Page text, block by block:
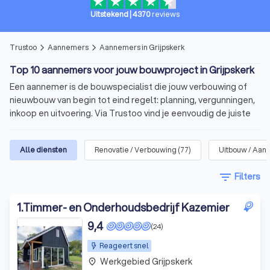
Uitstekend 4370reviews
Trustoo arrow_forward_ios Aannemers arrow_forward_ios Aannemers in Grijpskerk
Top 10 aannemers voor jouw bouwproject in Grijpskerk
Een aannemer is de bouwspecialist die jouw verbouwing of
nieuwbouw van begin tot eind regelt: planning, vergunningen,
inkoop en uitvoering. Via Trustoo vind je eenvoudig de juiste
Grijpskerk, lees 1000+ recensies en vraag met één klik
meerdere offertes aan.
Voor allerlei soorten bouwprojecten
: verbouwing,
uitbreiding of nieuwbouw.
De aannemer overziet hetbouwproces
uitvoeringen heeftcontact met
onderaannemers.
Alle diensten Renovatie / Verbouwing (77) Uitbouw /
filter_list Filters
1.Timmer- en Onderhoudsbedrijf Kazemier
Reageert snel
(24)
9,4
place Werkgebied Grijpskerk